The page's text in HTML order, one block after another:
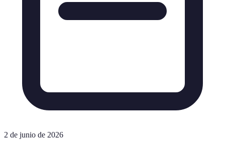
2 de junio de 2026